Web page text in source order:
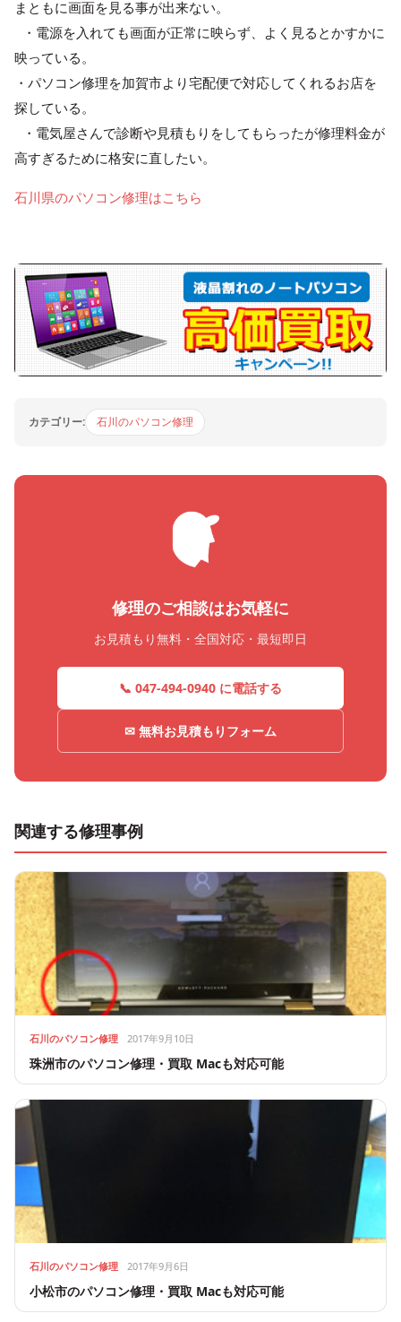
まともに画面を見る事が出来ない。
・電源を入れても画面が正常に映らず、よく見るとかすかに
映っている。
・パソコン修理を加賀市より宅配便で対応してくれるお店を
探している。
・電気屋さんで診断や見積もりをしてもらったが修理料金が
高すぎるために格安に直したい。
石川県のパソコン修理はこちら
カテゴリー: 石川のパソコン修理
修理のご相談はお気軽に
お見積もり無料・全国対応・最短即日
📞 047-494-0940 に電話する
✉ 無料お見積もりフォーム
関連する修理事例
石川のパソコン修理 2017年9月10日
珠洲市のパソコン修理・買取 Macも対応可能
石川のパソコン修理 2017年9月6日
小松市のパソコン修理・買取 Macも対応可能